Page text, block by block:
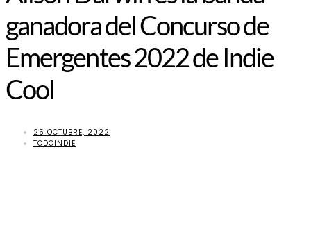
ganadora del Concurso de
Emergentes 2022 de Indie
Cool
25 OCTUBRE, 2022
TODOINDIE